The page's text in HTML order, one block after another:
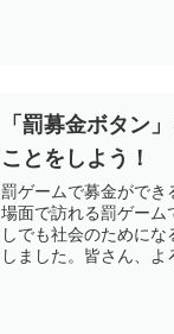
「罰募金ボタン
ことをしよう！
罰ゲームで募金ができ
場面で訪れる罰ゲーム
しでも社会のために
しました。皆さん、よ